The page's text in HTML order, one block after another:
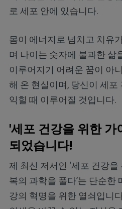
로 세포 안에 있습니다.
몸이 에너지로 넘치고 치유
며 나이는 숫자에 불과한 삶
이루어지기 어려운 꿈이 아
해 온 현실이며, 당신이 세포
익힐 때 이루어질 것입니다.
'세포 건강을 위한 가
되었습니다!
제 최신 저서인 ‘세포 건강
복의 과학을 풀다’는 단순한
강의 혁명을 위한 열쇠입니